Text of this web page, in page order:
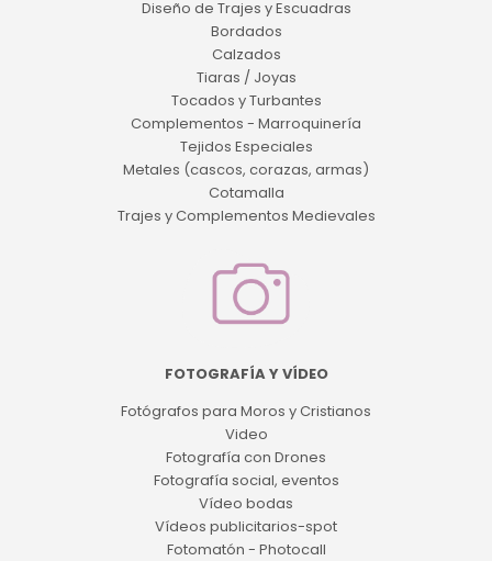
Diseño de Trajes y Escuadras
Bordados
Calzados
Tiaras / Joyas
Tocados y Turbantes
Complementos - Marroquinería
Tejidos Especiales
Metales (cascos, corazas, armas)
Cotamalla
Trajes y Complementos Medievales
FOTOGRAFÍA Y VÍDEO
Fotógrafos para Moros y Cristianos
Video
Fotografía con Drones
Fotografía social, eventos
Vídeo bodas
Vídeos publicitarios-spot
Fotomatón - Photocall